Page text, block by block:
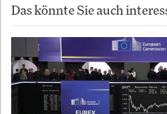
Das könnte Sie auch